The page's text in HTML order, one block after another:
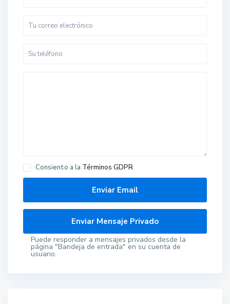
Consiento a la Términos GDPR
Puede responder a mensajes privados desde la
página "Bandeja de entrada" en su cuenta de
usuario.